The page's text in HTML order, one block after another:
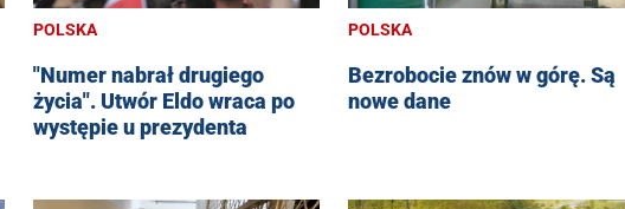
POLSKA
"Numer nabrał drugiego
życia". Utwór Eldo wraca po
występie u prezydenta
POLSKA
Bezrobocie znów w górę. Są
nowe dane